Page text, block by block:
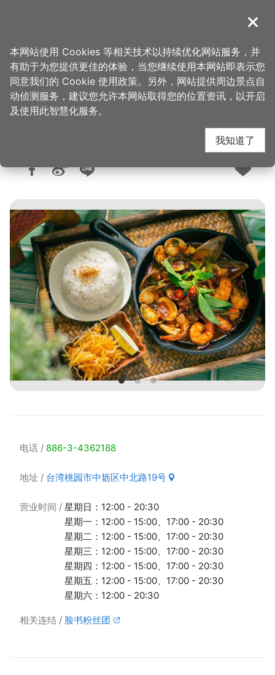
導覽
首页 > 想去的地方 > 美食、购物 > 美食快搜
好咖THAI
人气：3938
电话 886-3-4362188
地址 台湾桃园市中坜区中北路19号
营业时间
星期日：12:00 - 20:30
星期一：12:00 - 15:00、17:00 - 20:30
星期二：12:00 - 15:00、17:00 - 20:30
星期三：12:00 - 15:00、17:00 - 20:30
星期四：12:00 - 15:00、17:00 - 20:30
星期五：12:00 - 15:00、17:00 - 20:30
星期六：12:00 - 20:30
相关连结 脸书粉丝团
关闭
本网站使用 Cookies 等相关技术以持续优化网站服务，并
有助于为您提供更佳的体验，当您继续使用本网站即表示您
同意我们的 Cookie 使用政策。另外，网站提供周边景点自
动侦测服务，建议您允许本网站取得您的位置资讯，以开启
及使用此智慧化服务。
我知道了